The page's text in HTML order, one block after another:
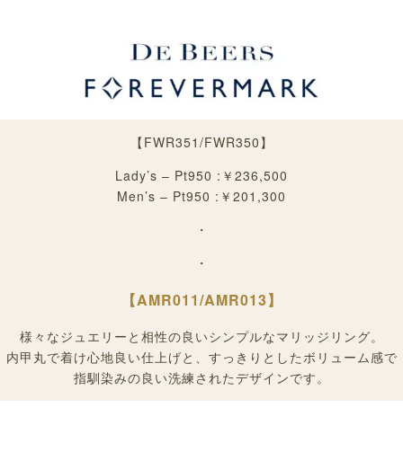
【 FWR351/FWR350】
Lady’s – Pt950 :￥236,500
Men’s – Pt950 :￥201,300
・
・
【AMR011/AMR013】
様々なジュエリーと相性の良いシンプルなマリッジリング。
内甲丸で着け心地良い仕上げと、すっきりとしたボリューム感で
指馴染みの良い洗練されたデザインです。